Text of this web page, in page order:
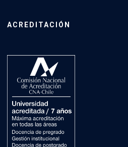
ACREDITACIÓN